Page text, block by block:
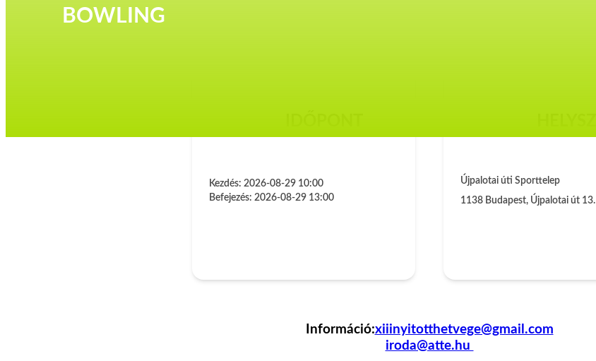
BOWLING
Kezdés: 2026-08-29 10:00
Befejezés: 2026-08-29 13:00
Újpalotai úti Sporttelep
1138 Budapest, Újpalotai út 13.
Információ:xiiinyitotthetvege@gmail.com
iroda@atte.hu